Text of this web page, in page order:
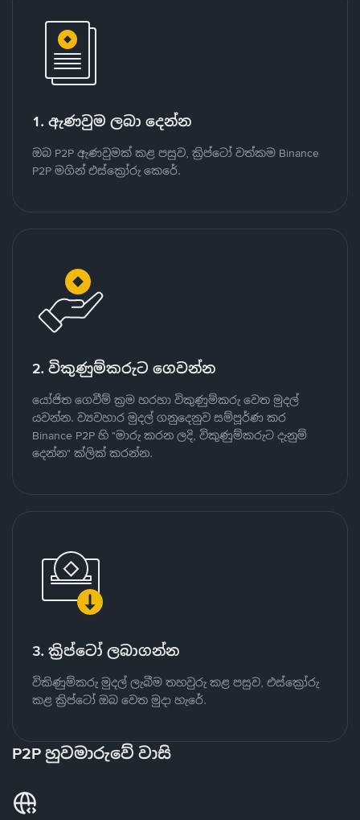
1. ඇණවුම ලබා දෙන්න
ඔබ P2P ඇණවුමක් කළ පසුව, ක්‍රිප්ටෝ වත්කම Binance
P2P මගින් එස්ක්‍රෝරු කෙරේ.
2. විකුණුම්කරුට ගෙවන්න
යෝජිත ගෙවීම් ක්‍රම හරහා විකුණුම්කරු වෙත මුදල්
යවන්න. ව්‍යවහාර මුදල් ගනුදෙනුව සම්පූර්ණ කර
Binance P2P හි "මාරු කරන ලදි, විකුණුම්කරුට දැනුම්
දෙන්න" ක්ලික් කරන්න.
3. ක්‍රිප්ටෝ ලබාගන්න
විකිණුම්කරු මුදල් ලැබීම තහවුරු කළ පසුව, එස්ක්‍රෝරු
කළ ක්‍රිප්ටෝ ඔබ වෙත මුදා හැරේ.
P2P හුවමාරුවේ වාසි